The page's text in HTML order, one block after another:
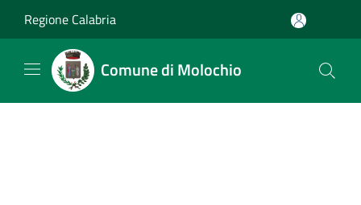
Regione Calabria
Comune di Molochio